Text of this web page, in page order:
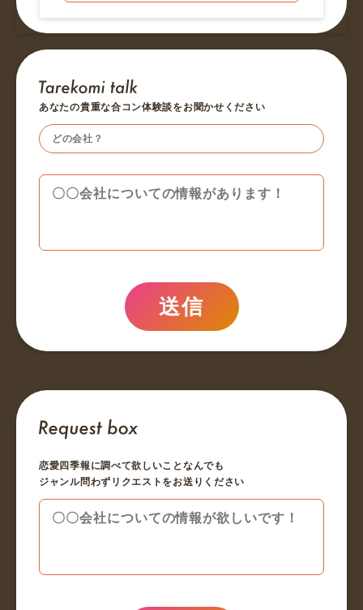
あなたの貴重な合コン体験談をお聞かせください
送信
恋愛四季報に調べて欲しいことなんでも
ジャンル問わずリクエストをお送りください